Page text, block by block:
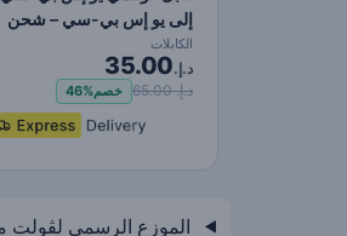
إلى يو إس بي-سي – شحن
سريع ١٠٠ واط، طول…
الكابلات
د.إ.35.00
د.إ. 65.00 خصم46%